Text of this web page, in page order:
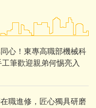
心！東專高職部機械科
筆歡迎親弟何惕亮入
職進修，匠心獨具研磨